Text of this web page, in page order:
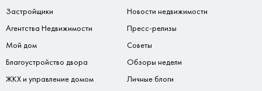
Застройщики
Агентства Недвижимости
Мой дом
Благоустройство двора
ЖКХ и управление домом
Новости недвижимости
Пресс-релизы
Советы
Обзоры недели
Личные блоги